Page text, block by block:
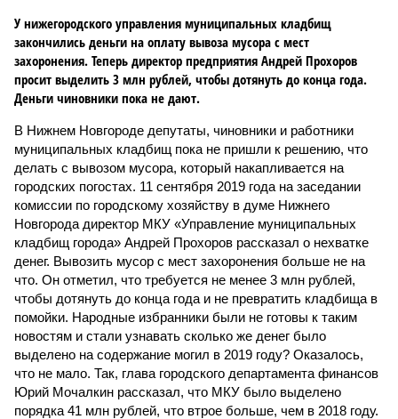
У нижегородского управления муниципальных кладбищ
закончились деньги на оплату вывоза мусора с мест
захоронения. Теперь директор предприятия Андрей Прохоров
просит выделить 3 млн рублей, чтобы дотянуть до конца года.
Деньги чиновники пока не дают.
В Нижнем Новгороде депутаты, чиновники и работники
муниципальных кладбищ пока не пришли к решению, что
делать с вывозом мусора, который накапливается на
городских погостах. 11 сентября 2019 года на заседании
комиссии по городскому хозяйству в думе Нижнего
Новгорода директор МКУ «Управление муниципальных
кладбищ города» Андрей Прохоров рассказал о нехватке
денег. Вывозить мусор с мест захоронения больше не на
что. Он отметил, что требуется не менее 3 млн рублей,
чтобы дотянуть до конца года и не превратить кладбища в
помойки. Народные избранники были не готовы к таким
новостям и стали узнавать сколько же денег было
выделено на содержание могил в 2019 году? Оказалось,
что не мало. Так, глава городского департамента финансов
Юрий Мочалкин рассказал, что МКУ было выделено
порядка 41 млн рублей, что втрое больше, чем в 2018 году.